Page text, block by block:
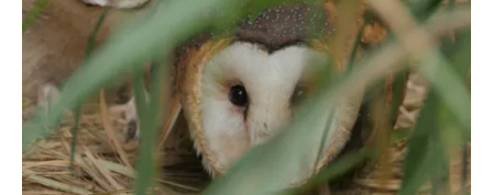
區一期2023年2月通過環評，同年5月正式動土，區內兩座
台積電CoWos先進封裝廠最快今（2026）年量產。為因
應AI高效運算對高階製程及先進封裝的需求，國科會決定
在嘉義園區一期西側，新增面積89.58公頃的二期基地。環
境部昨（12）日召開「南科嘉義園區二期基地計畫」環評
專案小組第2次初審。「PM2.5、臭氧，這些都是超乎我們
看到的所有環評案的增量範圍。」環委吳義林表示，本案